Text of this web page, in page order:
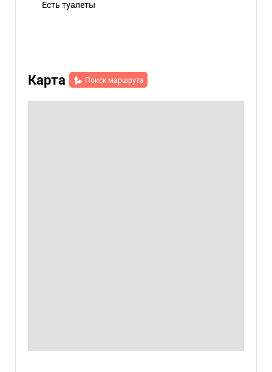
Есть туалеты
Карта Поиск маршрута